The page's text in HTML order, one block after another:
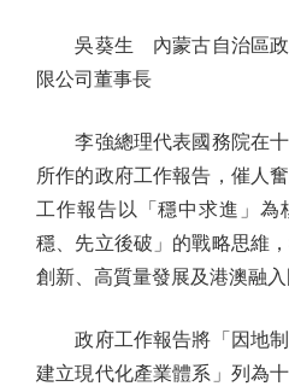
吳葵生 內蒙古自治區政
限公司董事長
李強總理代表國務院在十
所作的政府工作報告，催人
工作報告以「穩中求進」為
穩、先立後破」的戰略思維
創新、高質量發展及港澳融入
政府工作報告將「因地制
建立現代化產業體系」列為